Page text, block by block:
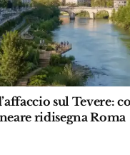
sul Tevere:
ridisegna Roma